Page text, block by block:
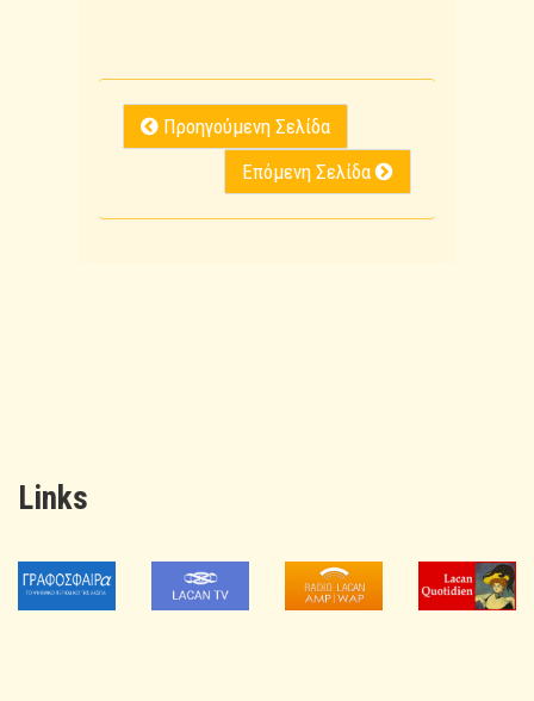
Προηγούμενη Σελίδα
Επόμενη Σελίδα
Links